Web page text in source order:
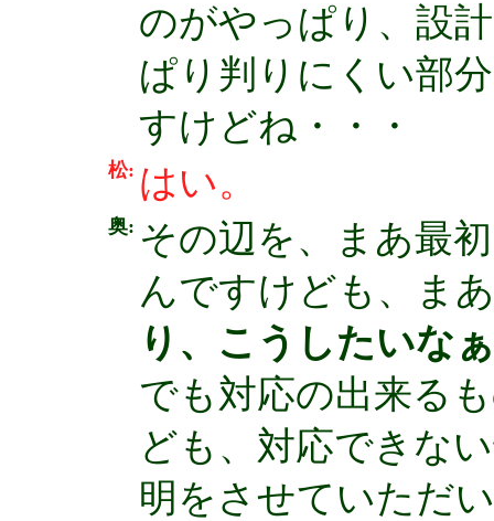
のがやっぱり、設
ぱり判りにくい部
すけどね・・・
松: はい。
奥: その辺を、まあ最
んですけども、ま
り、こうしたいな
でも対応の出来る
ども、対応できな
明をさせていただ